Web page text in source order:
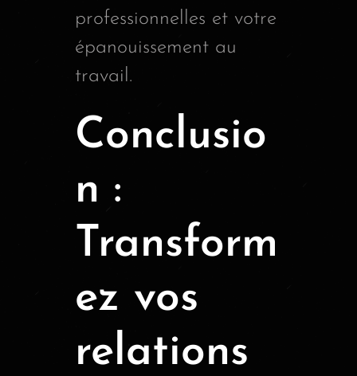
professionnelles et votre
épanouissement au
travail.
Conclusio
n :
Transform
ez vos
relations